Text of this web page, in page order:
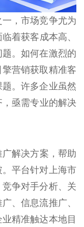
，市场竞争尤为
着获客成本高、
。如何在激烈的
营销获取精准客
。许多企业虽然
亟需专业的解决
解决方案，帮助
平台针对上海市
争对手分析、关
、信息流推广、
精准触达本地目